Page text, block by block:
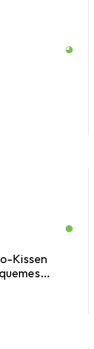
Kissen
grau, 50 x